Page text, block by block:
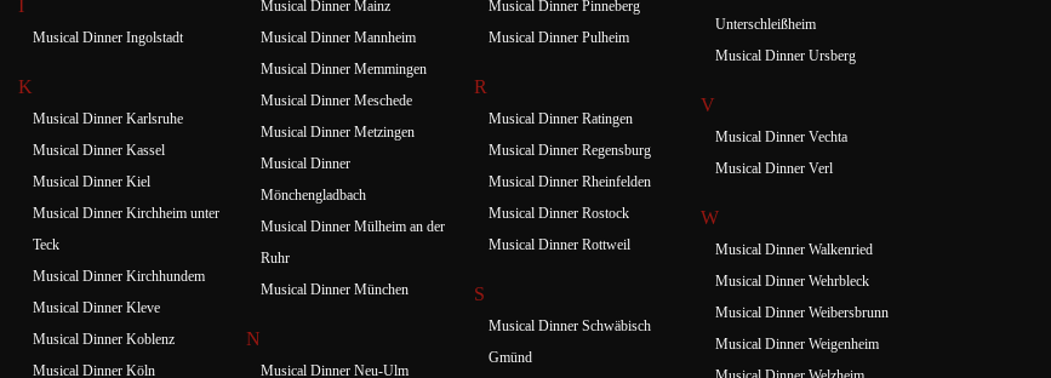
I
Musical Dinner Ingolstadt
K
Musical Dinner Karlsruhe
Musical Dinner Kassel
Musical Dinner Kiel
Musical Dinner Kirchheim unter
Teck
Musical Dinner Kirchhundem
Musical Dinner Kleve
Musical Dinner Koblenz
Musical Dinner Köln
Musical Dinner Mainz
Musical Dinner Mannheim
Musical Dinner Memmingen
Musical Dinner Meschede
Musical Dinner Metzingen
Musical Dinner
Mönchengladbach
Musical Dinner Mülheim an der
Ruhr
Musical Dinner München
N
Musical Dinner Neu-Ulm
Musical Dinner Pinneberg
Musical Dinner Pulheim
R
Musical Dinner Ratingen
Musical Dinner Regensburg
Musical Dinner Rheinfelden
Musical Dinner Rostock
Musical Dinner Rottweil
S
Musical Dinner Schwäbisch
Gmünd
Unterschleißheim
Musical Dinner Ursberg
V
Musical Dinner Vechta
Musical Dinner Verl
W
Musical Dinner Walkenried
Musical Dinner Wehrbleck
Musical Dinner Weibersbrunn
Musical Dinner Weigenheim